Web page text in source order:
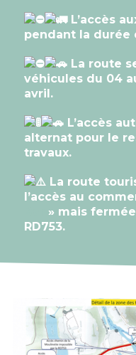
L’accès
pendant la durée
La route
véhicules du 04
avril.
L’accès
alternat pour le
travaux.
La route
l’accès au
» mais
RD753.